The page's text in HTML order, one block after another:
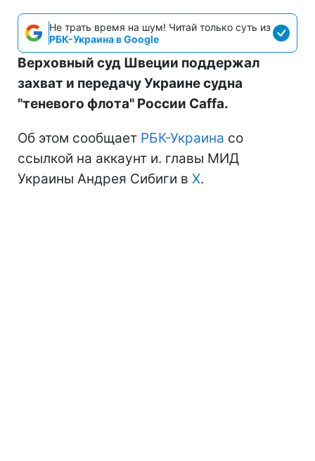
Не трать время на шум! Читай только суть из
РБК-Украина в Google
Верховный суд Швеции поддержал
захват и передачу Украине судна
"теневого флота" России Caffa.
Об этом сообщает РБК-Украина со
ссылкой на аккаунт и. главы МИД
Украины Андрея Сибиги в Х.